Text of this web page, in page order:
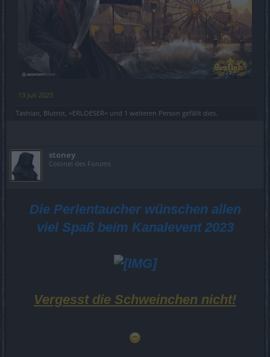
13 Juli 2023
Tashian Blutrot =ERLOESER= und 1 weiteren Person gefällt dies.
stoney
Colonel des Forums
Die Perlentaucher wünschen allen
viel Spaß beim Kanalevent 2023
Vergesst die Schweinchen nicht!